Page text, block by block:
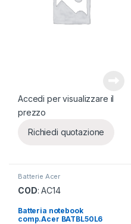
Accedi per visualizzare il
prezzo
Richiedi quotazione
Batterie Acer
COD: AC14
Batteria notebook
comp.Acer BATBL50L6